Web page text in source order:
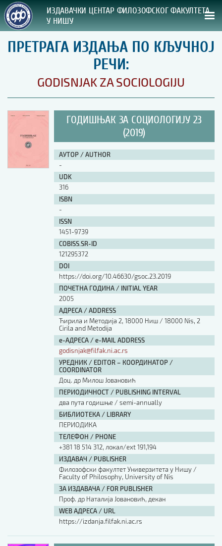
ИЗДАВАЧКИ ЦЕНТАР ФИЛОЗОФСКОГ ФАКУЛТЕТА
У НИШУ
СВА НАША ИЗДАЊА
ВРСТА ИЗДАЊА:
ПРЕГЛЕД
УПУТСТВА
УПУТСТВА
Правилник о издавачкој делатности
Упутство ауторима
Упутство уредницима
Изјава о ауторству
Изјава о лектури
Изјава о коришћењу ауторског дела
Упутство за бирање лиценце
Уговор са аутором
Шаблон прве стране и импресума [B5, ћир]
Шаблон прве стране и импресума [B5, лат]
Шаблон прве стране и импресума [B5, енг]
Етички кодекс
ПРЕТРАГА ИЗДАЊА
Наслов или део наслова
АУТОР / AUTHOR
ПРЕТРАГА ИЗДАЊА ПО КЉУЧНОЈ
РЕЧИ:
GODISNJAK ZA SOCIOLOGIJU
ГОДИШЊАК ЗА СОЦИОЛОГИЈУ 23
(2019)
АУТОР / AUTHOR
-
UDK
316
ISBN
-
ISSN
1451-9739
COBISS.SR-ID
121295372
DOI
https://doi.org/10.46630/gsoc.23.2019
ПОЧЕТНА ГОДИНА / INITIAL YEAR
2005
АДРЕСА / ADDRESS
Ћирила и Методија 2, 18000 Ниш / 18000 Nis, 2
Cirila and Metodija
е-АДРЕСА / e-MAIL ADDRESS
godisnjak@filfak.ni.ac.rs
УРЕДНИК / EDITOR – КООРДИНАТОР /
COORDINATOR
Доц. др Mилош Јовановић
ПЕРИОДИЧНОСТ / PUBLISHING INTERVAL
два пута годишње / semi-annually
БИБЛИОТЕКА / LIBRARY
ПЕРИОДИКА
ТЕЛЕФОН / PHONE
+381 18 514 312, локал/ext 191,194
ИЗДАВАЧ / PUBLISHER
Филозофски факултет Универзитета у Нишу /
Faculty of Philosophy, University of Nis
ЗА ИЗДАВАЧА / FOR PUBLISHER
Проф. др Наталија Јовановић, декан
WEB АДРЕСА / URL
https://izdanja.filfak.ni.ac.rs